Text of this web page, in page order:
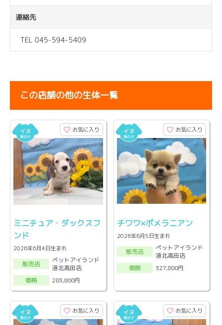
連絡先
TEL 045-594-5409
この店舗の他の生体一覧
お気に入り
ミニチュア・ダックスフ
ンド
2026年6月4日生まれ
販売店
ペットアイランド
港北高田店
価格
283,800円
お気に入り
チワワ×ポメラニアン
2026年6月5日生まれ
販売店
ペットアイランド
港北高田店
価格
327,800円
お気に入り お気に入り